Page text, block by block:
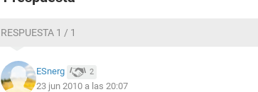
RESPUESTA 1 / 1
ESnerg 2
23 jun 2010 a las 20:07